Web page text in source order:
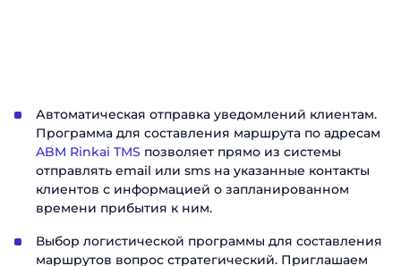
Автоматическая отправка уведомлений клиентам.
Программа для составления маршрута по адресам
ABM Rinkai TMS позволяет прямо из системы
отправлять email или sms на указанные контакты
клиентов с информацией о запланированном
времени прибытия к ним.
Выбор логистической программы для составления
маршрутов вопрос стратегический. Приглашаем
Заказать
презентацию